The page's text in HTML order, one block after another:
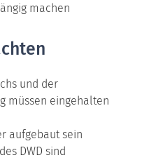
machen
und der
müssen eingehalten
aufgebaut sein
DWD sind